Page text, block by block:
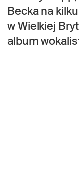
Becka na
w Wielkiej
album